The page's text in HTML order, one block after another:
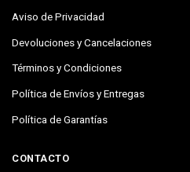
Aviso de Privacidad
Devoluciones y Cancelaciones
Términos y Condiciones
Política de Envíos y Entregas
Política de Garantías
CONTACTO